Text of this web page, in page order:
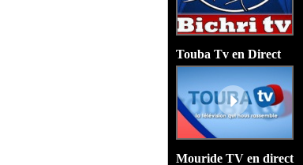
Touba Tv en Direct
Mouride TV en direct